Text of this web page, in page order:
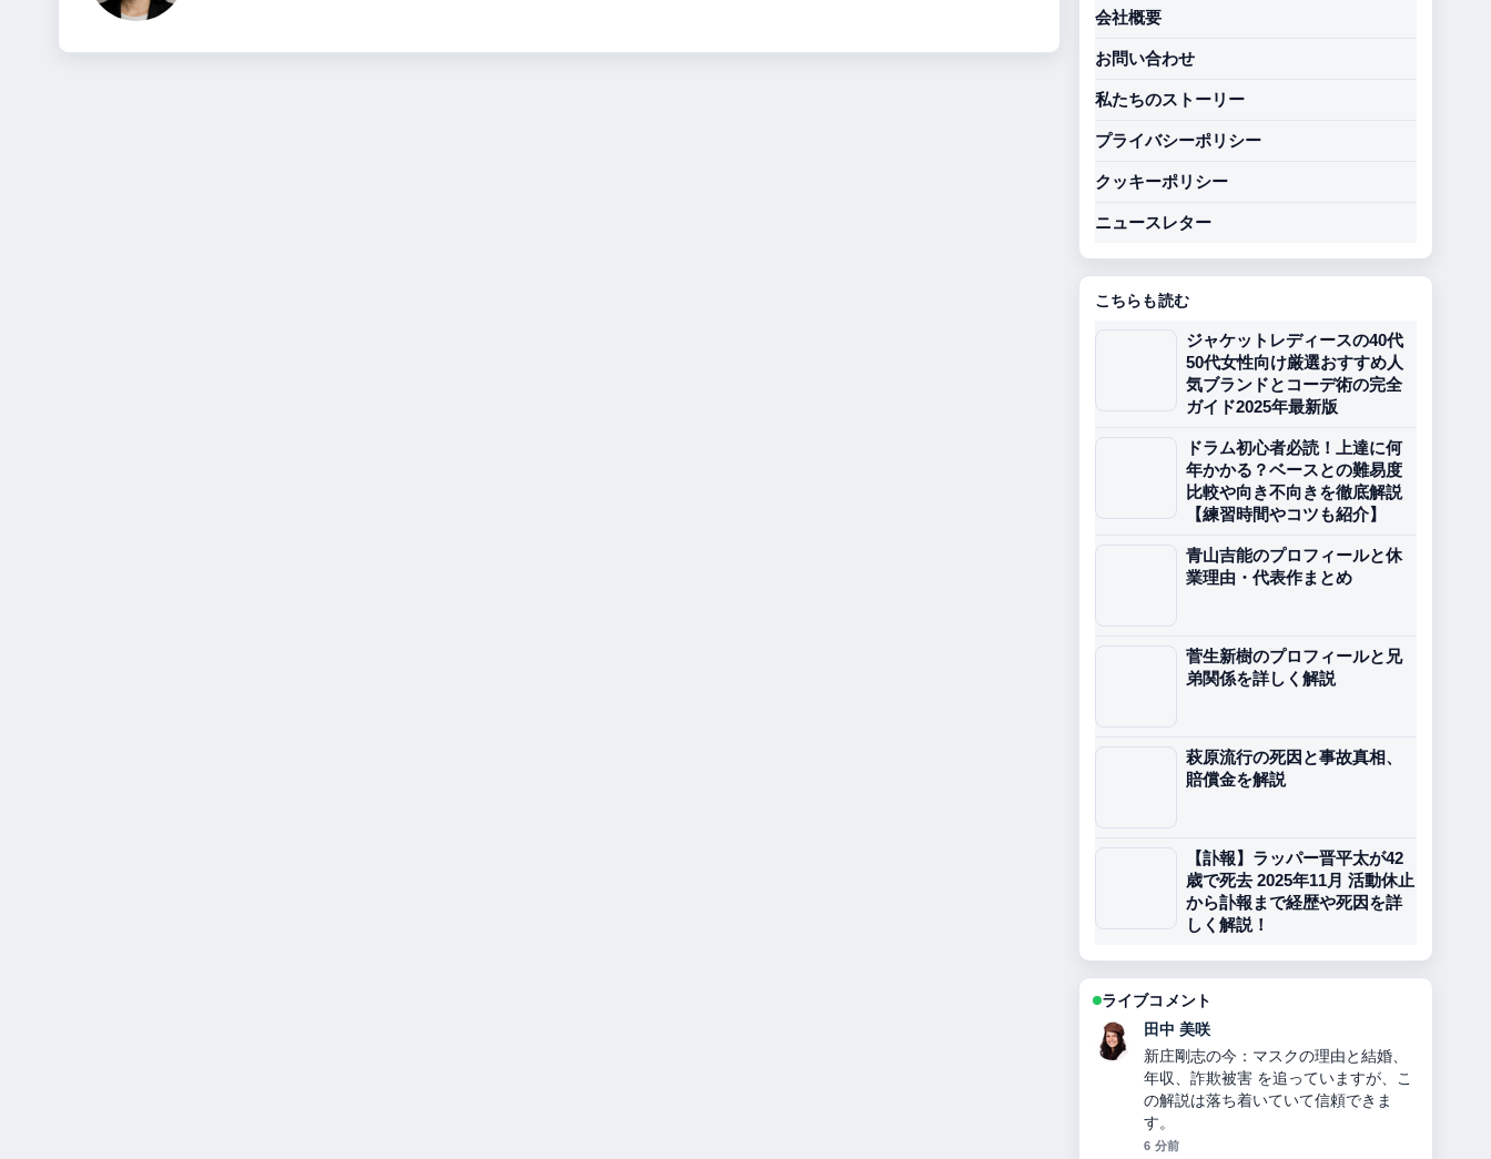
会社概要
お問い合わせ
私たちのストーリー
プライバシーポリシー
クッキーポリシー
ニュースレター
こちらも読む
ジャケットレディースの40代
50代女性向け厳選おすすめ人
気ブランドとコーデ術の完全
ガイド2025年最新版
ドラム初心者必読！上達に何
年かかる？ベースとの難易度
比較や向き不向きを徹底解説
【練習時間やコツも紹介】
青山吉能のプロフィールと休
業理由・代表作まとめ
菅生新樹のプロフィールと兄
弟関係を詳しく解説
萩原流行の死因と事故真相、
賠償金を解説
【訃報】ラッパー晋平太が42
歳で死去 2025年11月 活動休止
から訃報まで経歴や死因を詳
しく解説！
ライブコメント
中村 悠斗
指原莉乃プロデュース「イコールラブ
（＝LOVE）」10人組声優アイドルの
メンバー・人気理由を徹底解説 の背景
説明が助かります。ライブ更新を続け
てください。